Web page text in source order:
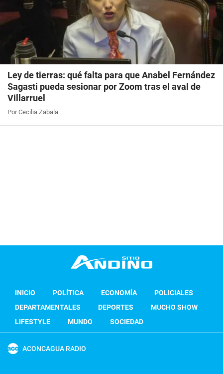
Ley de tierras: qué falta para que Anabel Fernández
Sagasti pueda sesionar por Zoom tras el aval de
Villarruel
Por Cecilia Zabala
INICIO POLÍTICA ECONOMÍA
POLICIALES
DEPARTAMENTALES
DEPORTES
MUCHO SHOW
LIFESTYLE
MUNDO SOCIEDAD
ACONCAGUA RADIO